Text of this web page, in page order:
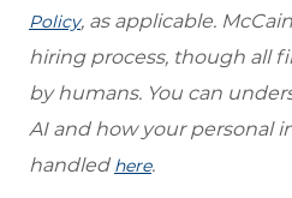
Policy, as applicable.
hiring process, though all
by humans. You can
AI and how your personal
handled here.